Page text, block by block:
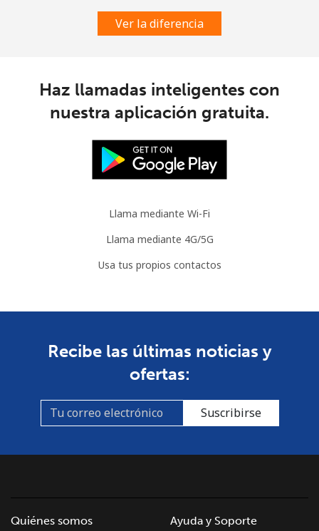
Ver la diferencia
Haz llamadas inteligentes con
nuestra aplicación gratuita.
Llama mediante Wi-Fi
Llama mediante 4G/5G
Usa tus propios contactos
Recibe las últimas noticias y
ofertas:
Suscribirse
Quiénes somos
Ayuda y Soporte